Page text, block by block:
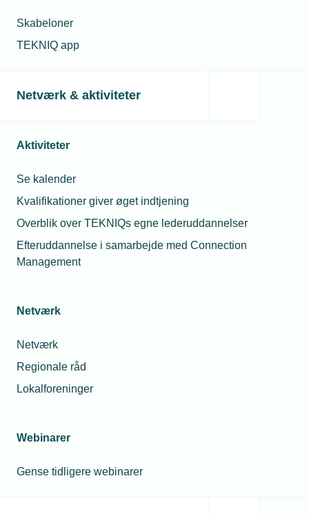
Skabeloner
TEKNIQ app
Netværk & aktiviteter
Aktiviteter
Se kalender
Kvalifikationer giver øget indtjening
Overblik over TEKNIQs egne lederuddannelser
Efteruddannelse i samarbejde med Connection
Management
Netværk
Netværk
Regionale råd
Lokalforeninger
Webinarer
Gense tidligere webinarer